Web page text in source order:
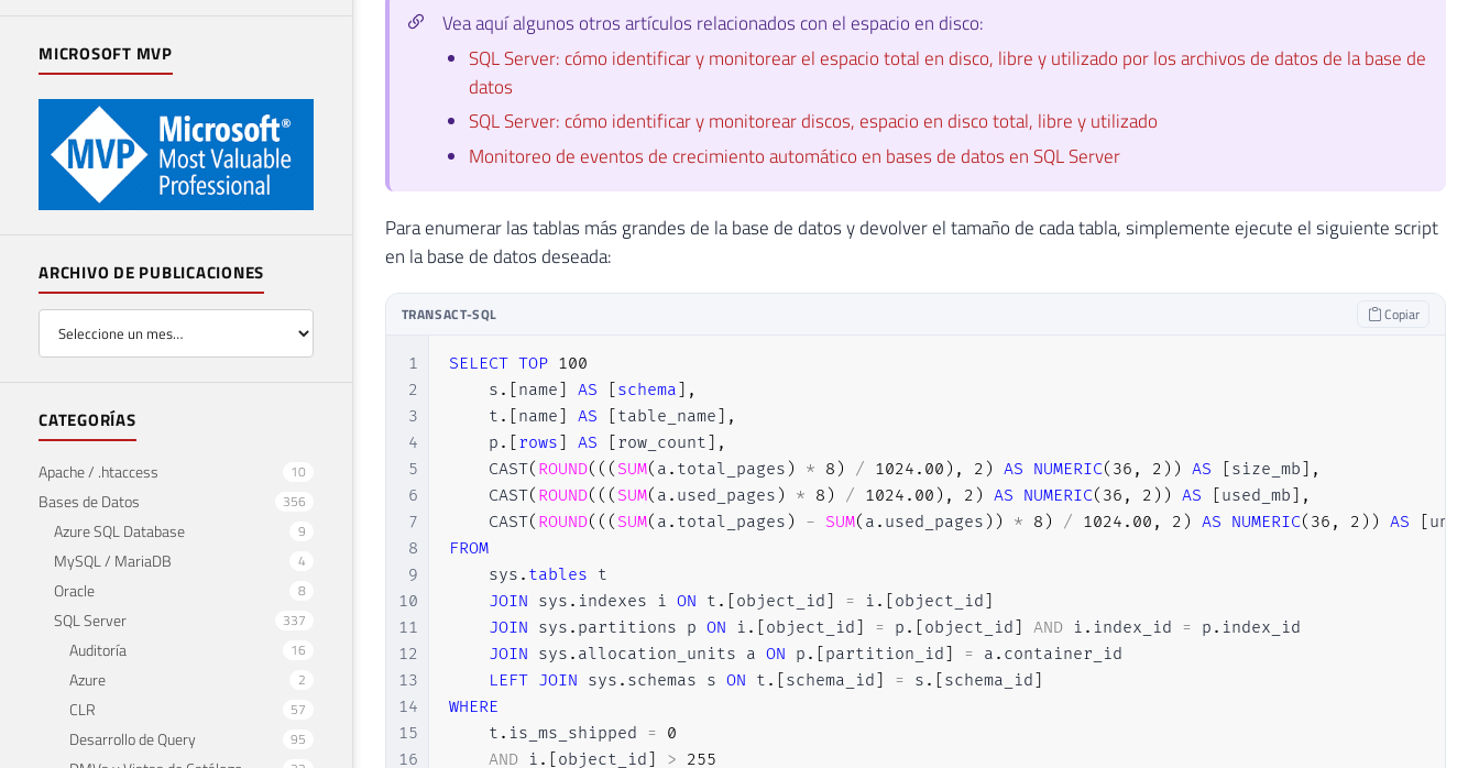
MICROSOFT MVP
ARCHIVO DE PUBLICACIONES
CATEGORÍAS
Apache / .htaccess 10
Bases de Datos 356
Azure SQL Database 9
MySQL / MariaDB 4
Oracle 8
SQL Server 337
Auditoría 16
Azure 2
CLR 57
Desarrollo de Query 95
Vea aquí algunos otros artículos relacionados con el espacio en disco:
SQL Server: cómo identificar y monitorear el espacio total en disco, libre y utilizado por los archivos de datos de la base de
datos
SQL Server: cómo identificar y monitorear discos, espacio en disco total, libre y utilizado
Monitoreo de eventos de crecimiento automático en bases de datos en SQL Server
Para enumerar las tablas más grandes de la base de datos y devolver el tamaño de cada tabla, simplemente ejecute el siguiente script
en la base de datos deseada:
TRANSACT-SQL Copiar
1
2
3
4
5
6
7
8
9
10
11
12
13
14
15
16
SELECT TOP 100
    s
. name AS schema
,
    t
. name AS table_name
,
    p
. rows AS row_count
,
    CAST
( ROUND( ( ( SUM( a . total_pages ) * 8 ) / 1024.00 ) , 2 ) AS NUMERIC( 36 , 2 ) ) AS size_mb
,
    CAST
( ROUND( ( ( SUM( a . used_pages ) * 8 ) / 1024.00 ) , 2 ) AS NUMERIC( 36 , 2 ) ) AS used_mb
,
    CAST
( ROUND( ( ( SUM( a . total_pages ) - SUM( a . used_pages ) ) * 8 ) / 1024.00 , 2 ) AS NUMERIC( 36 , 2 ) ) AS
FROM
    sys
. tables t
JOIN sys . indexes i ON t . object_id = i . object_id
JOIN sys . partitions p ON i . object_id = p . object_id AND i . index_id = p . index_id
JOIN sys . allocation_units a ON p . partition_id = a . container_id
LEFT JOIN sys . schemas s ON t . schema_id = s . schema_id
WHERE
    t
. is_ms_shipped = 0
AND i . object_id > 255